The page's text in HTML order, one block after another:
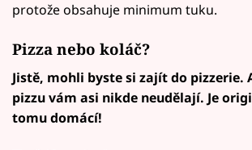
protože obsahuje minimum tuku.
Pizza nebo koláč?
Jistě, mohli byste si zajít do pizzerie.
pizzu vám asi nikde neudělají. Je
tomu domácí!